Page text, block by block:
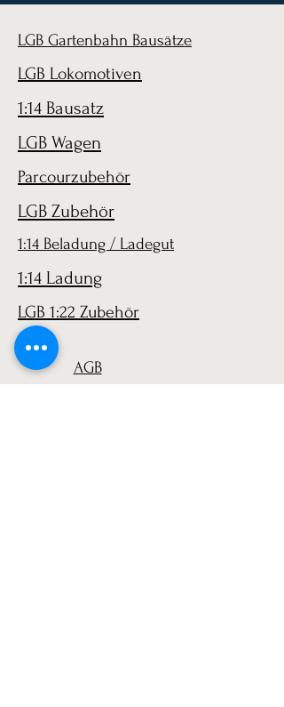
LGB Gartenbahn Bausätze
LGB Lokomotiven
1:14 Bausatz
LGB Wagen
Parcourzubehör
LGB Zubehör
1:14 Beladung / Ladegut
1:14 Ladung
LGB 1:22 Zubehör
AGB